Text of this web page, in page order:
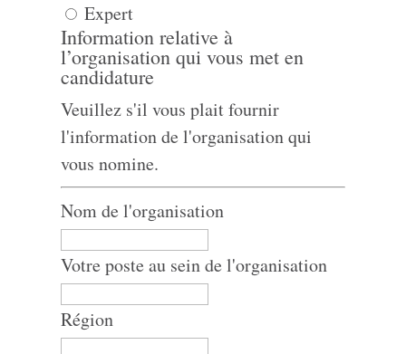
Expert
Information relative à
l’organisation qui vous met en
candidature
Veuillez s'il vous plait fournir
l'information de l'organisation qui
vous nomine.
Nom de l'organisation
Votre poste au sein de l'organisation
Région